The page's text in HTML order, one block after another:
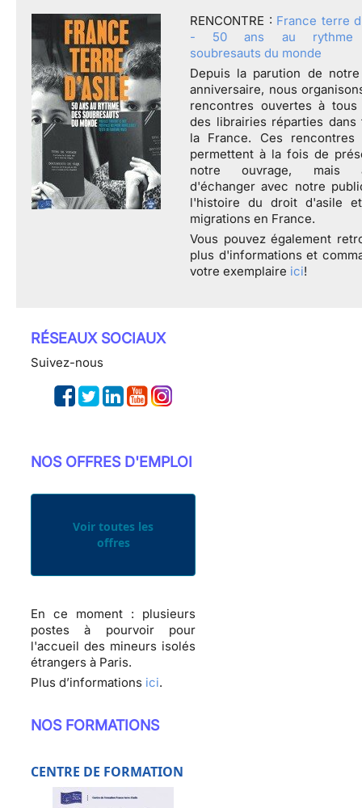
RENCONTRE : France terre
- 50 ans au rythme
soubresauts du monde
Depuis la parution de
anniversaire, nous
rencontres ouvertes à tous
des librairies réparties dans
la France. Ces rencontres
permettent à la fois de
notre ouvrage, mais
d'échanger avec notre
l'histoire du droit d'asile
migrations en France.
Vous pouvez également
plus d'informations et
votre exemplaire ici!
RÉSEAUX SOCIAUX
Suivez-nous
NOS OFFRES D'EMPLOI
Voir toutes les
offres
En ce moment : plusieurs
postes à pourvoir pour
l'accueil des mineurs isolés
étrangers à Paris.
Plus d’informations ici.
NOS FORMATIONS
CENTRE DE FORMATION